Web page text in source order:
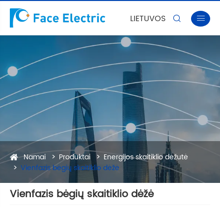
LIETUVOS  
Namai Produktai
Energijos skaitiklio dėžutė
Vienfazis bėgių skaitiklio dėžė
Vienfazis bėgių skaitiklio dėžė